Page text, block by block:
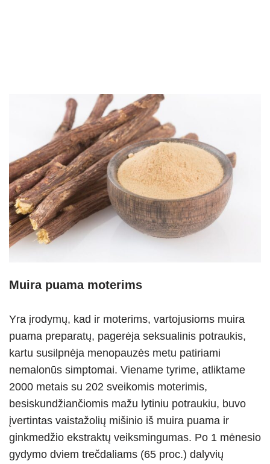
Muira puama moterims
Yra įrodymų, kad ir moterims, vartojusioms muira
puama preparatų, pagerėja seksualinis potraukis,
kartu susilpnėja menopauzės metu patiriami
nemalonūs simptomai. Viename tyrime, atliktame
2000 metais su 202 sveikomis moterimis,
besiskundžiančiomis mažu lytiniu potraukiu, buvo
įvertintas vaistažolių mišinio iš muira puama ir
ginkmedžio ekstraktų veiksmingumas. Po 1 mėnesio
gydymo dviem trečdaliams (65 proc.) dalyvių